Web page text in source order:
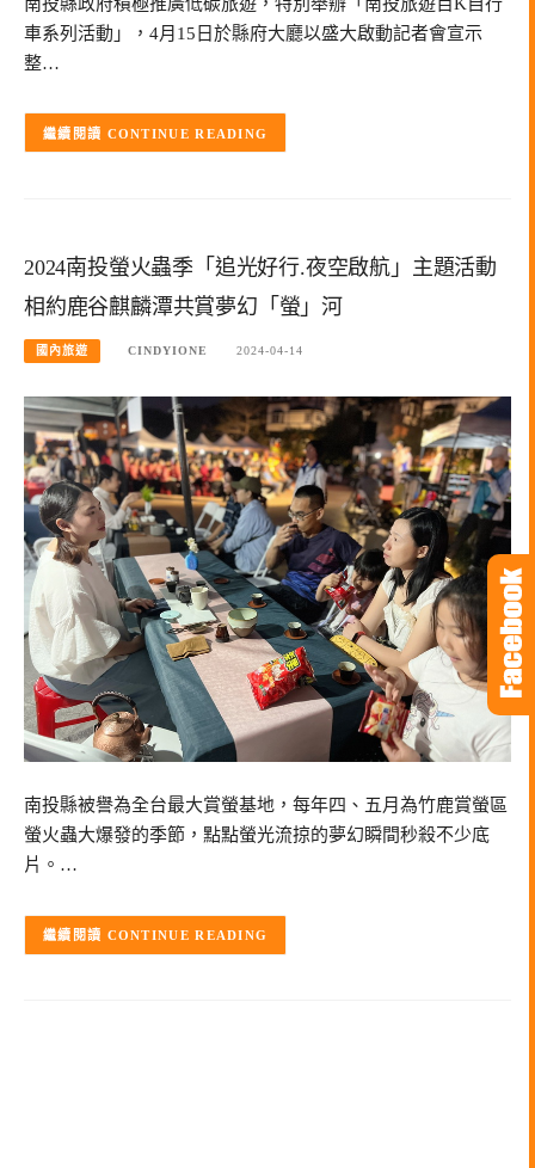
車系列活動」，4月15日於縣府大廳以盛大啟動記者會宣示
整…
CONTINUE READING
2024南投螢火蟲季「追光好行.夜空啟航」主題活動
相約鹿谷麒麟潭共賞夢幻「螢」河
國內旅遊 CINDYIONE 2024-04-14
南投縣被譽為全台最大賞螢基地，每年四、五月為竹鹿賞螢區
螢火蟲大爆發的季節，點點螢光流掠的夢幻瞬間秒殺不少底
片。…
CONTINUE READING